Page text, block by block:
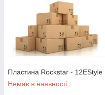
Пластина Rockstar - 12EStyle
Немає в наявності